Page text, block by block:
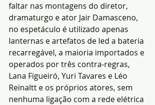
faltar nas montagens do diretor,
dramaturgo e ator Jair Damasceno,
no espetáculo é utilizado apenas
lanternas e artefatos de led a bateria
recarregável, a maioria importados e
operados por três contra-regras,
Lana Figueiró, Yuri Tavares e Léo
Reinaltt e os próprios atores, sem
nenhuma ligação com a rede elétrica